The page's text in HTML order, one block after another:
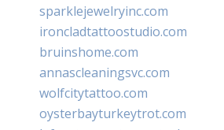
sparklejewelryinc.com
ironcladtattoostudio.com
bruinshome.com
annascleaningsvc.com
wolfcitytattoo.com
oysterbayturkeytrot.com